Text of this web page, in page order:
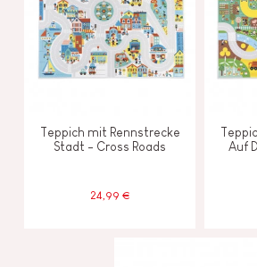
Teppich mit Rennstrecke
Stadt - Cross Roads
24,99 €
Auf